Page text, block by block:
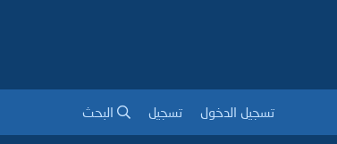
تسجيل الدخول تسجيل البحث